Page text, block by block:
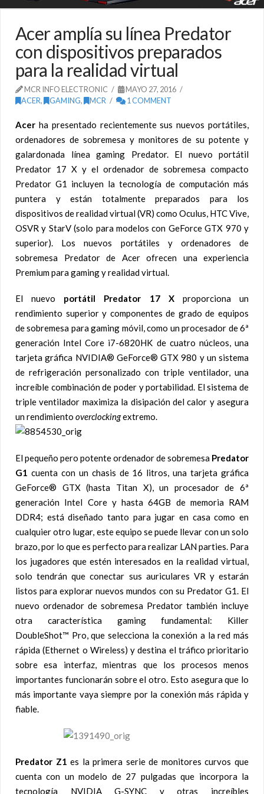
Acer amplía su línea Predator
con dispositivos preparados
para la realidad virtual
MCR INFO ELECTRONIC
MAYO 27, 2016
ACER, GAMING, MCR 1 COMMENT
Acer ha presentado recientemente sus nuevos portátiles,
ordenadores de sobremesa y monitores de su potente y
galardonada línea gaming Predator. El nuevo portátil
Predator 17 X y el ordenador de sobremesa compacto
Predator G1 incluyen la tecnología de computación más
puntera y están totalmente preparados para los
dispositivos de realidad virtual (VR) como Oculus, HTC Vive,
OSVR y StarV (solo para modelos con GeForce GTX 970 y
superior). Los nuevos portátiles y ordenadores de
sobremesa Predator de Acer ofrecen una experiencia
Premium para gaming y realidad virtual.
El nuevo portátil Predator 17 Xproporciona un
rendimiento superior y componentes de grado de equipos
de sobremesa para gaming móvil, como un procesador de 6ª
generación Intel Core i7-6820HK de cuatro núcleos, una
tarjeta gráfica NVIDIA® GeForce® GTX 980 y un sistema
de refrigeración personalizado con triple ventilador, una
increíble combinación de poder y portabilidad. El sistema de
triple ventilador maximiza la disipación del calor y asegura
un rendimiento overclockingextremo.
El pequeño pero potente ordenador de sobremesa Predator
G1 cuenta con un chasis de 16 litros, una tarjeta gráfica
GeForce® GTX (hasta Titan X), un procesador de 6ª
generación Intel Core y hasta 64GB de memoria RAM
DDR4; está diseñado tanto para jugar en casa como en
cualquier otro lugar, este equipo se puede llevar con un solo
brazo, por lo que es perfecto para realizar LAN parties. Para
los jugadores que estén interesados en la realidad virtual,
solo tendrán que conectar sus auriculares VR y estarán
listos para explorar nuevos mundos con su Predator G1. El
nuevo ordenador de sobremesa Predator también incluye
otra característica gaming fundamental: Killer
DoubleShot™ Pro, que selecciona la conexión a la red más
rápida (Ethernet o Wireless) y destina el tráfico prioritario
sobre esa interfaz, mientras que los procesos menos
importantes funcionarán sobre el otro. Esto asegura que lo
más importante vaya siempre por la conexión más rápida y
fiable.
Predator Z1 es la primera serie de monitores curvos que
cuenta con un modelo de 27 pulgadas que incorpora la
tecnología NVIDIA G-SYNC y otras increíbles